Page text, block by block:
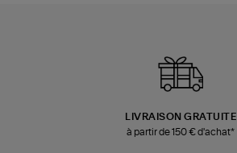
LIVRAISON GRATUITE
à partir de 150 € d'achat*